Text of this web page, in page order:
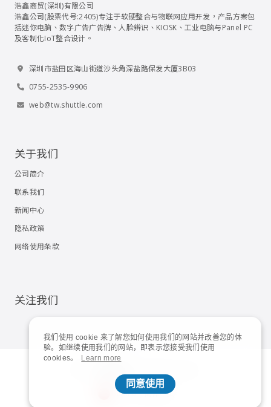
我们使用 cookie 来了解您如何使用我们的网站并改善您的体
验。如继续使用我们的网站，即表示您接受我们使用
cookies。
Learn more
同意使用
浩鑫商贸(深圳)有限公司
浩鑫公司(股票代号:2405)专注于软硬整合与物联网应用开发，产品方案包
括迷你电脑、数字广告广告牌、人脸辨识、KIOSK、工业电脑与Panel PC
及客制化IoT整合设计。
深圳市盐田区海山街道沙头角深盐路保发大厦3B03
0755-2535-9906
web@tw.shuttle.com
关于我们
公司简介
联系我们
新闻中心
隐私政策
网络使用条款
关注我们
China | 简体中文